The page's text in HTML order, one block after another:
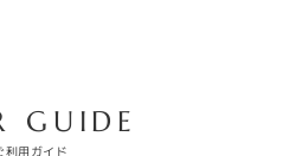
GUIDE
利用ガイド